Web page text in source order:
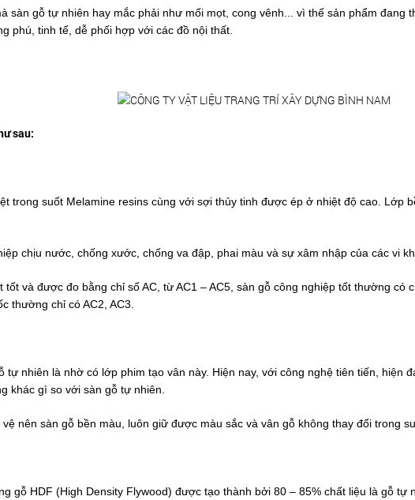
sàn gỗ tự nhiên hay mắc phải như mối mọt, cong vênh... vì thế sản phẩm đang
phú, tinh tế, dễ phối hợp với các đồ nội thất.
sau:
trong suốt Melamine resins cùng với sợi thủy tinh được ép ở nhiệt độ cao. Lớp
chịu nước, chống xước, chống va đập, phai màu và sự xâm nhập của các vi
và được đo bằng chỉ số AC, từ AC1 – AC5, sàn gỗ công nghiệp tốt thường có
thường chỉ có AC2, AC3.
tự nhiên là nhờ có lớp phim tạo vân này. Hiện nay, với công nghệ tiên tiến, hiện
khác gì so với sàn gỗ tự nhiên.
nên sàn gỗ bền màu, luôn giữ được màu sắc và vân gỗ không thay đổi trong
gỗ HDF (High Density Flywood) được tạo thành bởi 80 – 85% chất liệu là gỗ